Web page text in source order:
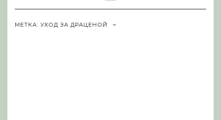
Navigation
МЕТКА: УХОД ЗА ДРАЦЕНОЙ